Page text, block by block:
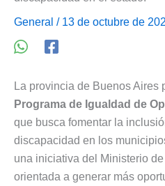
General / 13 de octubre de
La provincia de Buenos Aires
Programa de Igualdad de
que busca fomentar la
discapacidad en los
una iniciativa del Ministerio
orientada a generar más